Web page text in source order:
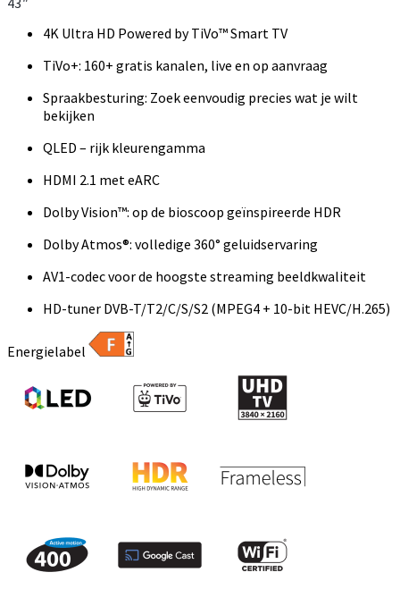
4K Ultra HD Powered by TiVo™ Smart TV
TiVo+: 160+ gratis kanalen, live en op aanvraag
Spraakbesturing: Zoek eenvoudig precies wat je wilt
bekijken
QLED – rijk kleurengamma
HDMI 2.1 met eARC
Dolby Vision™: op de bioscoop geïnspireerde HDR
Dolby Atmos®: volledige 360° geluidservaring
AV1-codec voor de hoogste streaming beeldkwaliteit
HD-tuner DVB-T/T2/C/S/S2 (MPEG4 + 10-bit HEVC/H.265)
Energielabel